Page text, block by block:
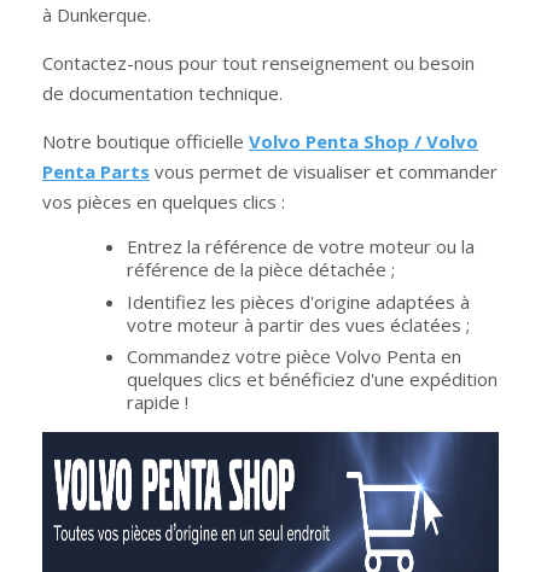
à Dunkerque.
Contactez-nous pour tout renseignement ou besoin
de documentation technique.
Notre boutique officielle Volvo Penta Shop / Volvo
Penta Parts vous permet de visualiser et commander
vos pièces en quelques clics :
Entrez la référence de votre moteur ou la
référence de la pièce détachée ;
Identifiez les pièces d'origine adaptées à
votre moteur à partir des vues éclatées ;
Commandez votre pièce Volvo Penta en
quelques clics et bénéficiez d'une expédition
rapide !